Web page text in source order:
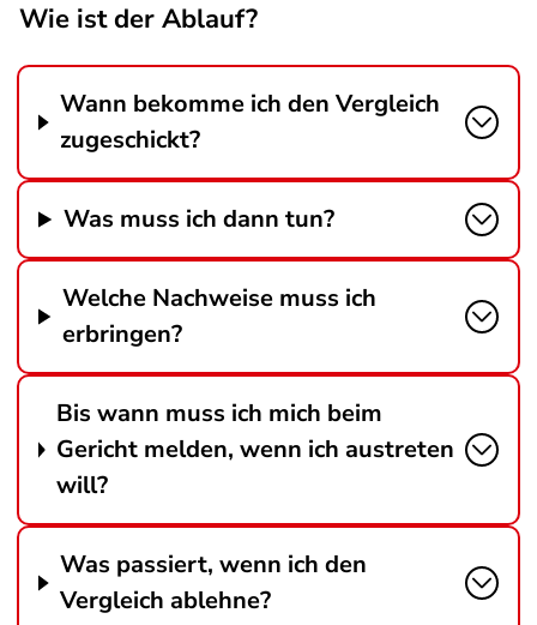
Wie ist der Ablauf?
Wann bekomme ich den Vergleich
zugeschickt?
Was muss ich dann tun?
Welche Nachweise muss ich
erbringen?
Bis wann muss ich mich beim
Gericht melden, wenn ich austreten
will?
Was passiert, wenn ich den
Vergleich ablehne?